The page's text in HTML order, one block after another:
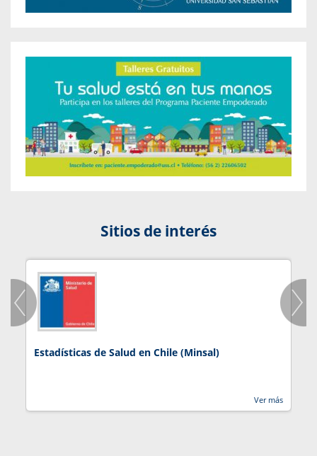
Sitios de interés
Estadísticas de Salud en Chile (Minsal)
Ver más